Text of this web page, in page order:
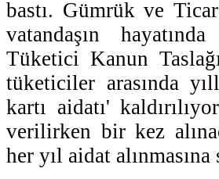
bastı. Gümrük ve
vatandaşın
Tüketici Kanun
tüketiciler arasında
kartı aidatı'
verilirken bir kez
her yıl aidat